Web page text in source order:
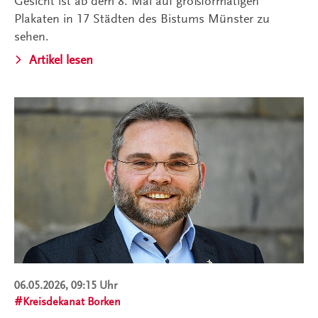
Plakaten in 17 Städten des Bistums Münster zu
sehen.
Artikel lesen
06.05.2026, 09:15 Uhr
Kreisdekanat Borken